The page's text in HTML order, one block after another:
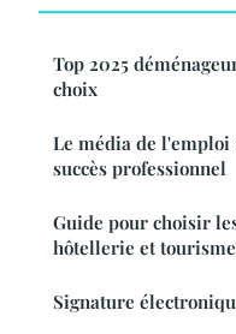
Top 2025
choix
Le média de l'emploi
succès professionnel
Guide pour choisir
hôtellerie et tourisme
Signature